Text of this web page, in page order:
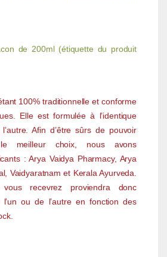
de 200ml (étiquette du produit
100% traditionnelle et conforme
Elle est formulée à l’identique
Afin d’être sûrs de pouvoir
meilleur choix, nous avons
: Arya Vaidya Pharmacy, Arya
Vaidyaratnam et Kerala Ayurveda.
recevrez proviendra donc
l’un ou de l’autre en fonction des